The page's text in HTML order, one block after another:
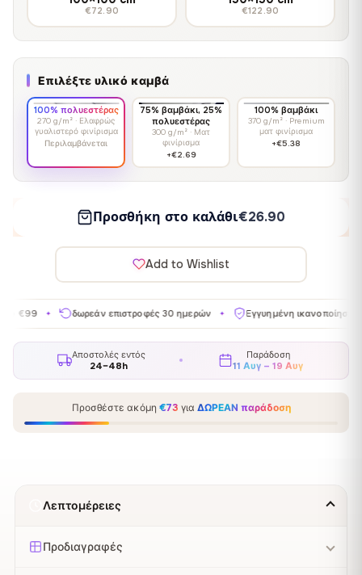
€72.90 €122.90
Επιλέξτε υλικό καμβά
100% πολυεστέρας
270 g/m² · Ελαφρώς
γυαλιστερό φινίρισμα
Περιλαμβάνεται
75% βαμβάκι, 25%
πολυεστέρας
300 g/m² · Ματ
φινίρισμα
+€2.69
100% βαμβάκι
370 g/m² · Premium
ματ φινίρισμα
+€5.38
Προσθήκη στο καλάθι€26.90
Add to Wishlist
δωρεάν επιστροφές 30 ημερών ✦ Εγγυημένη ικανοποίηση ✦
Αποστολές εντός
24–48h
Παράδοση
11 Αυγ – 19 Αυγ
Προσθέστε ακόμη €73 για ΔΩΡΕΑΝ παράδοση
Λεπτομέρειες
Προδιαγραφές